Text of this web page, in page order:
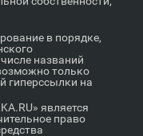
в порядке,
названий
только
гиперссылки на
является
право